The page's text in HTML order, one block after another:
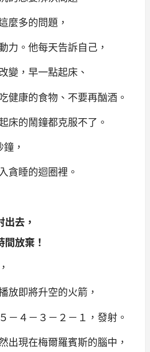
麼多的問題，
力。他每天告訴自己，
變，早一點起床、
健康的食物、不要再酗酒。
床的鬧鐘都克服不了。
，
貪睡的迴圈裡。
去，
放棄！
放即將升空的火箭，
－４－３－２－１，發射。
出現在梅爾羅賓斯的腦中，